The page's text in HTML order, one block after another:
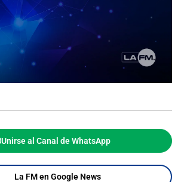
Unirse al Canal de WhatsApp
La FM en Google News